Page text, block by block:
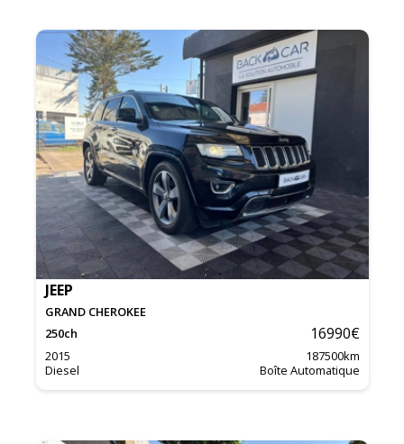
JEEP
GRAND CHEROKEE
250ch 16990€
2015 187500km
Diesel
Boîte Automatique